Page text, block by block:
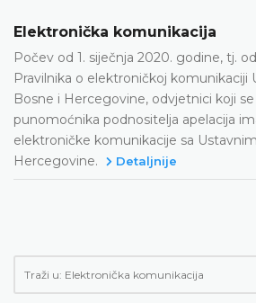
Elektronička komunikacija
Počev od 1. siječnja 2020. godine, tj.
Pravilnika o elektroničkoj komunikaciji
Bosne i Hercegovine, odvjetnici koji
punomoćnika podnositelja apelacija
elektroničke komunikacije sa
Hercegovine.
Detaljnije